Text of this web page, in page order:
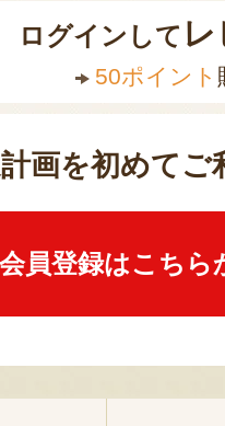
ログインして
50ポイント
画を初めてご
員登録はこちら